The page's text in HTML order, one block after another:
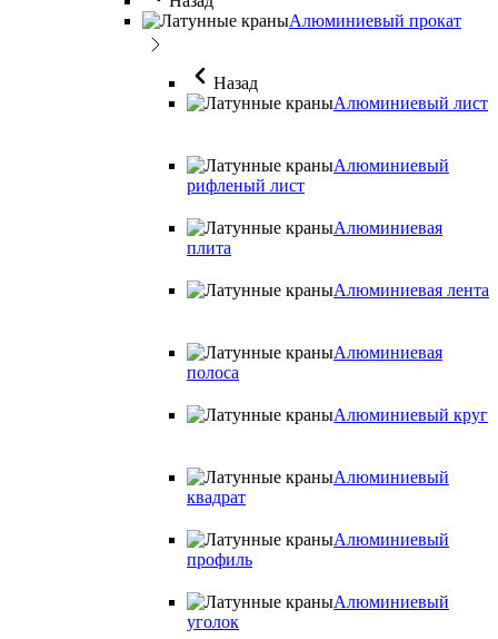
Алюминиевый прокат
Назад
Алюминиевый лист
Алюминиевый
рифленый лист
Алюминиевая
плита
Алюминиевая лента
Алюминиевая
полоса
Алюминиевый круг
Алюминиевый
квадрат
Алюминиевый
профиль
Алюминиевый
уголок